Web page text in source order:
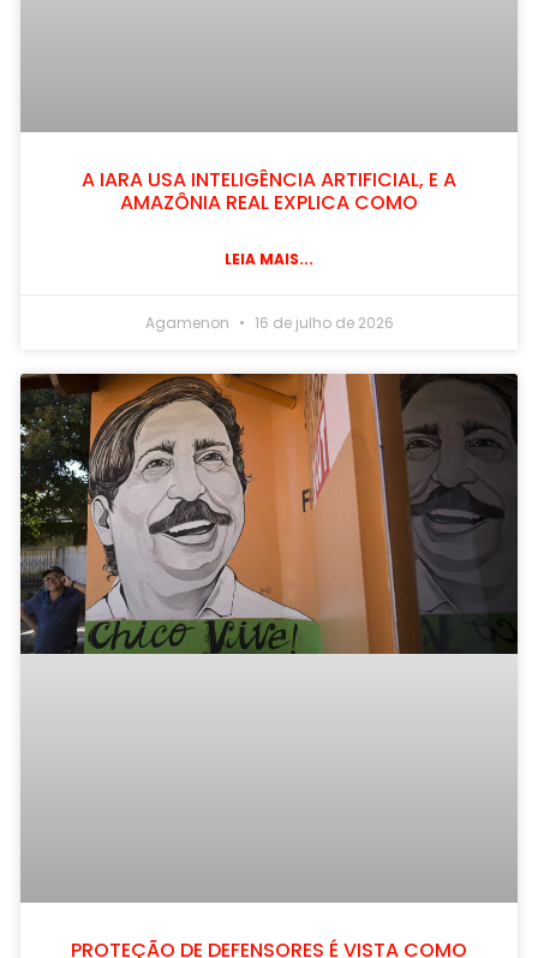
A IARA USA INTELIGÊNCIA ARTIFICIAL, E A
AMAZÔNIA REAL EXPLICA COMO
LEIA MAIS...
Agamenon 16 de julho de 2026
PROTEÇÃO DE DEFENSORES É VISTA COMO